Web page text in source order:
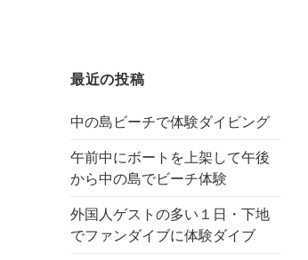
最近の投稿
中の島ビーチで体験ダイビング
午前中にボートを上架して午後
から中の島でビーチ体験
外国人ゲストの多い１日・下地
でファンダイブに体験ダイブ